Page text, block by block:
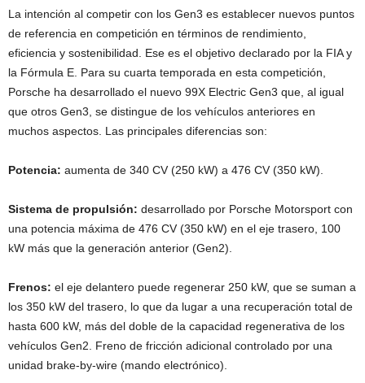
La intención al competir con los Gen3 es establecer nuevos puntos
de referencia en competición en términos de rendimiento,
eficiencia y sostenibilidad. Ese es el objetivo declarado por la FIA y
la Fórmula E. Para su cuarta temporada en esta competición,
Porsche ha desarrollado el nuevo 99X Electric Gen3 que, al igual
que otros Gen3, se distingue de los vehículos anteriores en
muchos aspectos. Las principales diferencias son:
Potencia: aumenta de 340 CV (250 kW) a 476 CV (350 kW).
Sistema de propulsión: desarrollado por Porsche Motorsport con
una potencia máxima de 476 CV (350 kW) en el eje trasero, 100
kW más que la generación anterior (Gen2).
Frenos: el eje delantero puede regenerar 250 kW, que se suman a
los 350 kW del trasero, lo que da lugar a una recuperación total de
hasta 600 kW, más del doble de la capacidad regenerativa de los
vehículos Gen2. Freno de fricción adicional controlado por una
unidad brake-by-wire (mando electrónico).